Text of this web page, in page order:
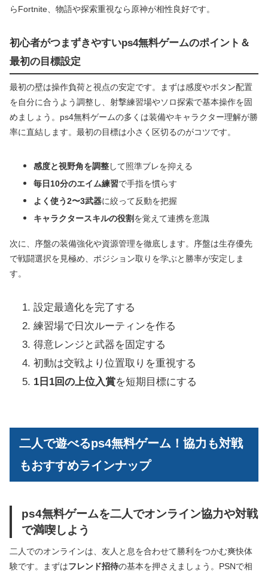
らFortnite、物語や探索重視なら原神が相性良好です。
初心者がつまずきやすいps4無料ゲームのポイント＆
最初の目標設定
最初の壁は操作負荷と視点の安定です。まずは感度やボタン配置
を自分に合うよう調整し、射撃練習場やソロ探索で基本操作を固
めましょう。ps4無料ゲームの多くは装備やキャラクター理解が勝
率に直結します。最初の目標は小さく区切るのがコツです。
感度と視野角を調整して照準ブレを抑える
毎日10分のエイム練習で手指を慣らす
よく使う2〜3武器に絞って反動を把握
キャラクタースキルの役割を覚えて連携を意識
次に、序盤の装備強化や資源管理を徹底します。序盤は生存優先
で戦闘選択を見極め、ポジション取りを学ぶと勝率が安定しま
す。
設定最適化を完了する
練習場で日次ルーティンを作る
得意レンジと武器を固定する
初動は交戦より位置取りを重視する
1日1回の上位入賞を短期目標にする
二人で遊べるps4無料ゲーム！協力も対戦
もおすすめラインナップ
ps4無料ゲームを二人でオンライン協力や対戦
で満喫しよう
二人でのオンラインは、友人と息を合わせて勝利をつかむ爽快体
験です。まずはフレンド招待の基本を押さえましょう。PSNで相